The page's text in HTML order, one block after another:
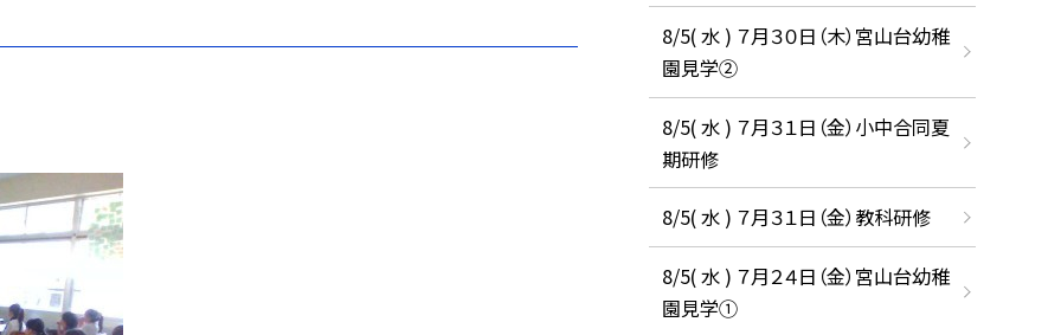
8/5( 水 ) ７月３０日（木）宮山台幼稚
園見学②
8/5( 水 ) ７月３１日（金）小中合同夏
期研修
8/5( 水 ) ７月３１日（金）教科研修
8/5( 水 ) ７月２４日（金）宮山台幼稚
園見学①